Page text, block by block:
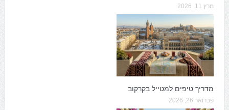
מרץ 11, 2026
מדריך טיפים למטייל בקרקוב
פברואר 26, 2026